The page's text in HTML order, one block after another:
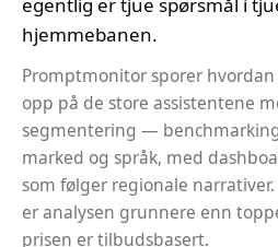
hjemmebanen.
Promptmonitor sporer
opp på de store assistentene
segmentering —
marked og språk, med
som følger regionale
er analysen grunnere enn
prisen er tilbudsbasert.